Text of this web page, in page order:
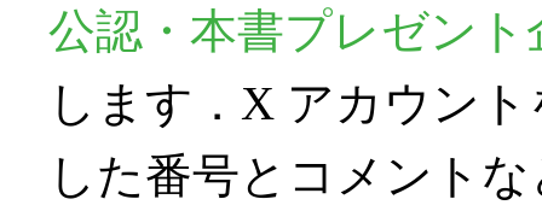
公認・本書プレゼント
します．X アカウン
した番号とコメント